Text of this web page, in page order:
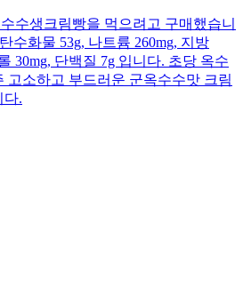
수생크림빵을 먹으려고 구매했습니
수화물 53g, 나트륨 260mg, 지방
30mg, 단백질 7g 입니다. 초당 옥수
고소하고 부드러운 군옥수수맛 크림
다.